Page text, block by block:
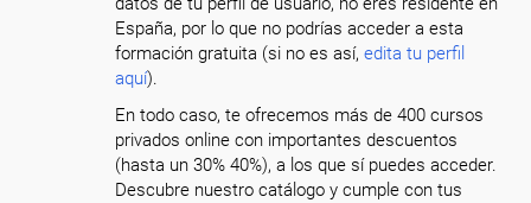
España, por lo que no podrías acceder a esta
formación gratuita (si no es así,edita tu perfil
aquí).
En todo caso, te ofrecemos más de 400 cursos
privados online con importantes descuentos
(hasta un 30% 40%), a los que sí puedes acceder.
Descubre nuestro catálogo y cumple con tus